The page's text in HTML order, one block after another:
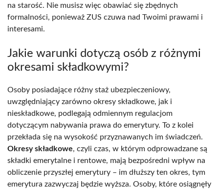
na starość. Nie musisz więc obawiać się zbędnych
formalności, ponieważ ZUS czuwa nad Twoimi prawami i
interesami.
Jakie warunki dotyczą osób z różnymi
okresami składkowymi?
Osoby posiadające różny staż ubezpieczeniowy,
uwzględniający zarówno okresy składkowe, jak i
nieskładkowe, podlegają odmiennym regulacjom
dotyczącym nabywania prawa do emerytury. To z kolei
przekłada się na wysokość przyznawanych im świadczeń.
Okresy składkowe, czyli czas, w którym odprowadzane są
składki emerytalne i rentowe, mają bezpośredni wpływ na
obliczenie przyszłej emerytury – im dłuższy ten okres, tym
emerytura zazwyczaj będzie wyższa. Osoby, które osiągnęły